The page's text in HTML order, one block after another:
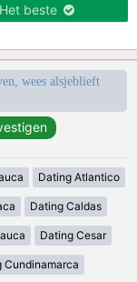
Het beste
wees alsjeblieft
Dating Atlantico
Dating Caldas
Dating Cesar
Cundinamarca